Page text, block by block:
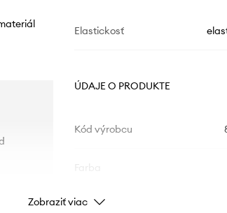
Elastickosť
ÚDAJE O PRODUKTE
Kód výrobcu
Značka
Zobraziť viac